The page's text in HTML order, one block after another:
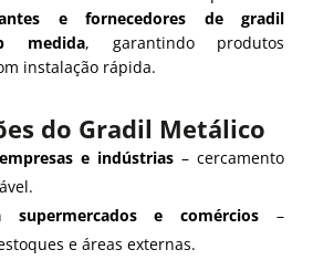
e fornecedores de gradil
medida, garantindo produtos
instalação rápida.
do Gradil Metálico
e indústrias – cercamento
supermercados e comércios –
e áreas externas.